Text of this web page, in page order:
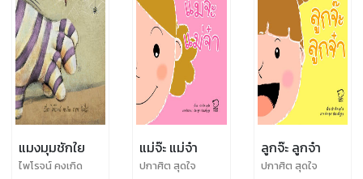
แมงมุมชักใย
ไพโรจน์ คงเกิด
แม่จ๊ะ แม่จ๋า
ปกาศิต สุดใจ
ลูกจ๊ะ ลูกจ๋า
ปกาศิต สุดใจ